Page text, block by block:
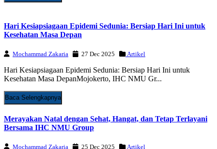
Hari Kesiapsiagaan Epidemi Sedunia: Bersiap Hari Ini untuk
Kesehatan Masa Depan
Mochammad Zakaria 27 Dec 2025 Artikel
Hari Kesiapsiagaan Epidemi Sedunia: Bersiap Hari Ini untuk
Kesehatan Masa DepanMojokerto, IHC NMU Gr...
Baca Selengkapnya
Merayakan Natal dengan Sehat, Hangat, dan Tetap Terlayani
Bersama IHC NMU Group
Mochammad Zakaria 25 Dec 2025 Artikel